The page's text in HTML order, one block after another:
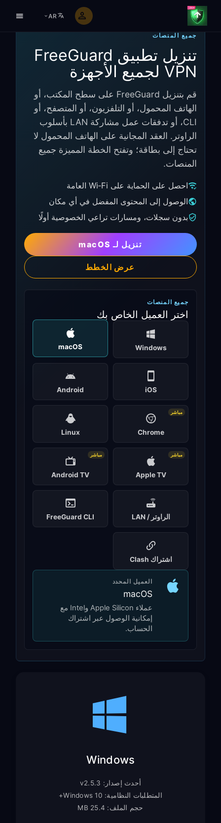
AR
جميع المنصات
تنزيل تطبيق FreeGuard
VPN لجميع الأجهزة
قم بتنزيل FreeGuard على سطح المكتب، أو
الهاتف المحمول، أو التلفزيون، أو المتصفح، أو
CLI، أو تدفقات عمل مشاركة LAN بأسلوب
الراوتر. العقد المجانية على الهاتف المحمول لا
تحتاج إلى بطاقة؛ وتفتح الخطة المميزة جميع
المنصات.
احصل على الحماية على Wi‑Fi العامة
الوصول إلى المحتوى المفضل في أي مكان
بدون سجلات، ومسارات تراعي الخصوصية أولًا
تنزيل لـ macOS
عرض الخطط
جميع المنصات
اختر العميل الخاص بك
Windows
macOS
iOS
Android
Chrome
مباشر
Linux
Apple TV
مباشر
Android TV
مباشر
الراوتر / LAN FreeGuard CLI
اشتراك Clash
العميل المحدد
macOS
عملاء Apple Silicon وIntel مع
إمكانية الوصول عبر اشتراك
الحساب.
Windows
أحدث إصدار: v2.5.3
المتطلبات النظامية: Windows 10+
حجم الملف: 25.4 MB